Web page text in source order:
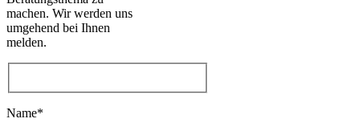
machen. Wir werden uns
umgehend bei Ihnen
melden.
Name*